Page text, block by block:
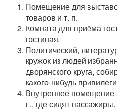
Помещение для
товаров и т. п.
Комната для приёма
гостиная.
Политический,
кружок из людей
дворянского круга,
какого-нибудь
Внутреннее помещение
п., где сидят пассажиры.